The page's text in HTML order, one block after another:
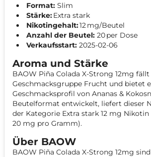
Format: Slim
Stärke:Extra stark
Nikotingehalt:12 mg/Beutel
Anzahl der Beutel: 20 per Dose
Verkaufsstart: 2025-02-06
Aroma und Stärke
BAOW Piña Colada X-Strong 12mg
Geschmacksgruppe Frucht und bietet
Geschmacksprofil von Ananas &
Beutelformat entwickelt, liefert dieser
der Kategorie Extra stark 12 mg
20 mg pro Gramm).
Über BAOW
BAOW Piña Colada X-Strong 12mg